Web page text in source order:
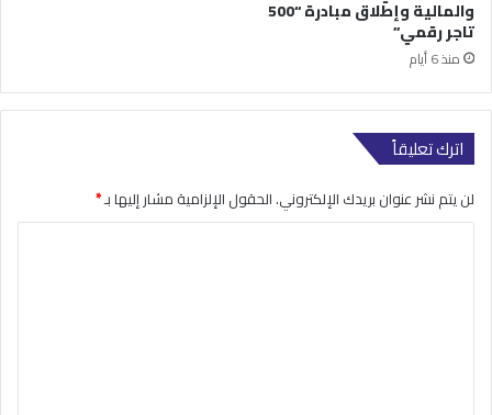
والمالية وإطلاق مبادرة “500
تاجر رقمي”
منذ 6 أيام
اترك تعليقاً
لن يتم نشر عنوان بريدك الإلكتروني.الحقول الإلزامية مشار إليها بـ*